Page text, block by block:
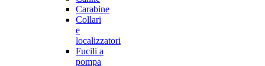
Carabine
Collari
e
localizzatori
Fucili a
pompa